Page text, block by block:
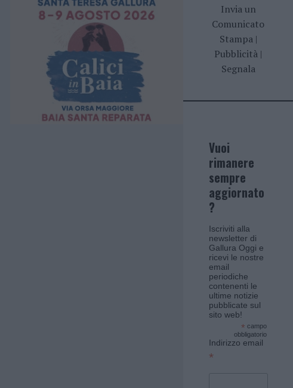
Invia un
Comunicato
Stampa|
Pubblicità |
Segnala
Vuoi
rimanere
sempre
aggiornato
?
Iscriviti alla
newsletter di
Gallura Oggi e
ricevi le nostre
email
periodiche
contenenti le
ultime notizie
pubblicate sul
sito web!
* campo
obbligatorio
Indirizzo email
*